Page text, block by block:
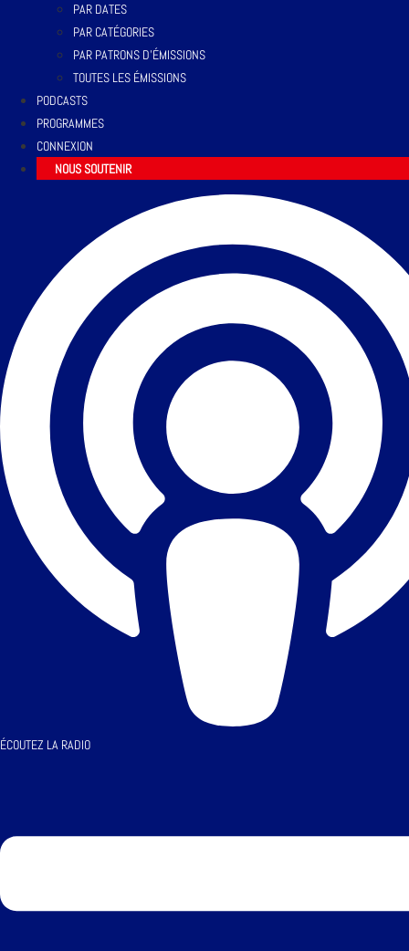
PAR DATES
PAR CATÉGORIES
PAR PATRONS D’ÉMISSIONS
TOUTES LES ÉMISSIONS
PODCASTS
PROGRAMMES
CONNEXION
NOUS SOUTENIR
ÉCOUTEZ LA RADIO